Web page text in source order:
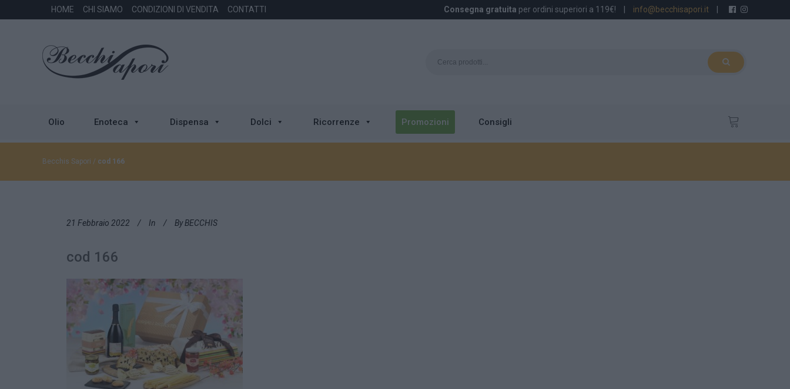
HOME CHI SIAMO CONDIZIONI DI VENDITA CONTATTI Consegna gratuita per ordini superiori a 119€! info@becchisapori.it
Olio Enoteca Dispensa Dolci Ricorrenze Promozioni Consigli
Becchis Sapori / cod 166
21 Febbraio 2022 In By BECCHIS
cod 166